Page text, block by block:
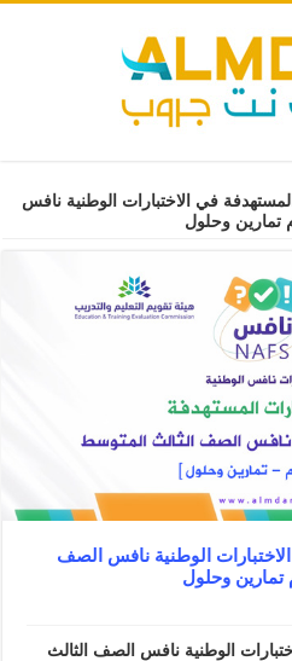
في الاختبارات الوطنية نافس
تمارين وحلول
الوطنية نافس الصف
تمارين وحلول
الوطنية نافس الصف الثالث